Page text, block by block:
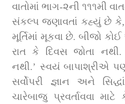
વાતોમાં ભાગ-૨ની ૧૧૧મી
સંકલ્પ જણાવતાં કહ્યું છે કે,
મૂર્તિમાં મૂકવા છે. બીજો
રાત કે દિવસ જોતા
નથી.’ સ્વયં બાપાશ્રીએ
સર્વોપરી જ્ઞાન અને
ચારેબાજુ પ્રવર્તાવવા માટે